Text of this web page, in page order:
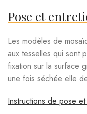
Pose et
Les modèles de
aux tesselles qui sont
fixation sur la surface
une fois séchée elle
Instructions de pose